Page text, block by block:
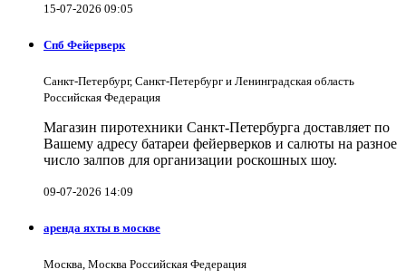
15-07-2026 09:05
Спб Фейерверк
Санкт-Петербург, Санкт-Петербург и Ленинградская область
Российская Федерация
Магазин пиротехники Санкт-Петербурга доставляет по
Вашему адресу батареи фейерверков и салюты на разное
число залпов для организации роскошных шоу.
09-07-2026 14:09
аренда яхты в москве
Москва, Москва Российская Федерация